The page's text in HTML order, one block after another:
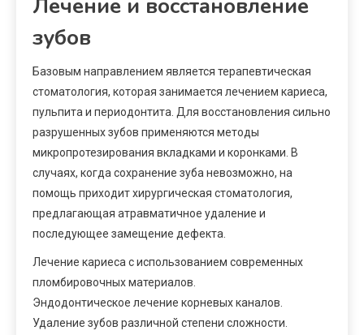
Лечение и восстановление
зубов
Базовым направлением является терапевтическая
стоматология, которая занимается лечением кариеса,
пульпита и периодонтита. Для восстановления сильно
разрушенных зубов применяются методы
микропротезирования вкладками и коронками. В
случаях, когда сохранение зуба невозможно, на
помощь приходит хирургическая стоматология,
предлагающая атравматичное удаление и
последующее замещение дефекта.
Лечение кариеса с использованием современных
пломбировочных материалов.
Эндодонтическое лечение корневых каналов.
Удаление зубов различной степени сложности.